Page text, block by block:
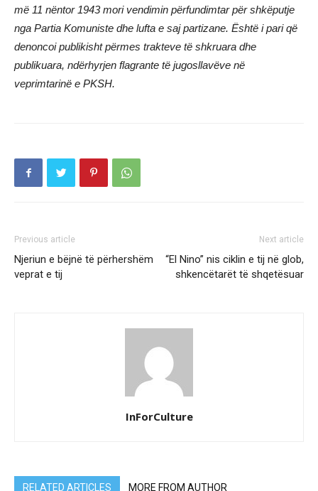
më 11 nëntor 1943 mori vendimin përfundimtar për shkëputje
nga Partia Komuniste dhe lufta e saj partizane. Është i pari që
denoncoi publikisht përmes trakteve të shkruara dhe
publikuara, ndërhyrjen flagrante të jugosllavëve në
veprimtarinë e PKSH.
Previous article
Njeriun e bëjnë të përhershëm
veprat e tij
Next article
“El Nino” nis ciklin e tij në glob,
shkencëtarët të shqetësuar
InForCulture
RELATED ARTICLES MORE FROM AUTHOR